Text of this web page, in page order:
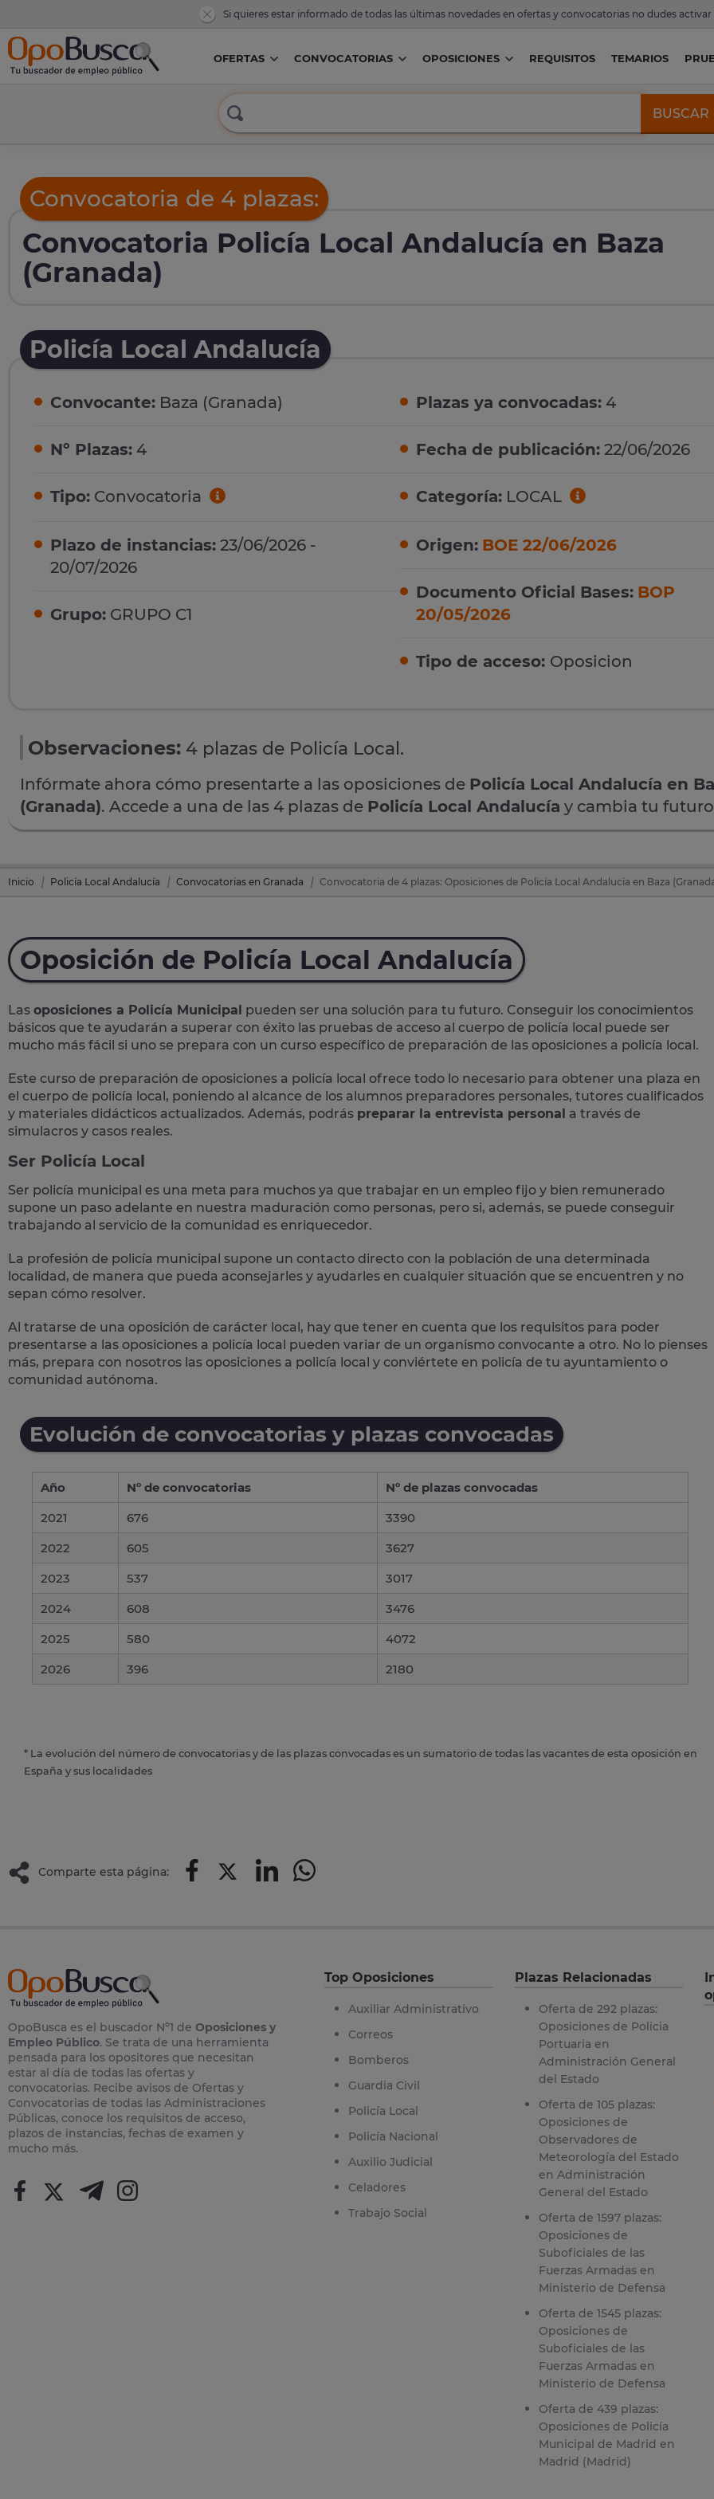
Si quieres estar informado de todas las últimas novedades en ofertas y convocatorias no dudes activar
OFERTAS CONVOCATORIAS OPOSICIONES REQUISITOS TEMARIOS
BUSCAR
Convocatoria de 4 plazas:
Convocatoria Policía Local Andalucía en Baza
(Granada)
Policía Local Andalucía
Convocante: Baza (Granada)
Nº Plazas: 4
Tipo: Convocatoria
Plazo de instancias: 23/06/2026 -
20/07/2026
Grupo: GRUPO C1
Plazas ya convocadas: 4
Fecha de publicación: 22/06/2026
Categoría: LOCAL
Origen: BOE 22/06/2026
Documento Oficial Bases: BOP
20/05/2026
Tipo de acceso: Oposicion
Observaciones: 4 plazas de Policía Local.
Infórmate ahora cómo presentarte a las oposiciones de Policía Local Andalucía en
(Granada). Accede a una de las 4 plazas de Policía Local Andalucía y cambia tu
Inicio Policía Local Andalucía Convocatorias en Granada Convocatoria de 4 plazas: Oposiciones de Policía Local Andalucía en Baza
Oposición de Policía Local Andalucía
Las oposiciones a Policía Municipal pueden ser una solución para tu futuro. Conseguir los conocimientos
básicos que te ayudarán a superar con éxito las pruebas de acceso al cuerpo de policía local puede ser
mucho más fácil si uno se prepara con un curso específico de preparación de las oposiciones a policía local.
Este curso de preparación de oposiciones a policía local ofrece todo lo necesario para obtener una plaza en
el cuerpo de policía local, poniendo al alcance de los alumnos preparadores personales, tutores cualificados
y materiales didácticos actualizados. Además, podrás preparar la entrevista personal a través de
simulacros y casos reales.
Ser Policía Local
Ser policía municipal es una meta para muchos ya que trabajar en un empleo fijo y bien remunerado
supone un paso adelante en nuestra maduración como personas, pero si, además, se puede conseguir
trabajando al servicio de la comunidad es enriquecedor.
La profesión de policía municipal supone un contacto directo con la población de una determinada
localidad, de manera que pueda aconsejarles y ayudarles en cualquier situación que se encuentren y no
sepan cómo resolver.
Al tratarse de una oposición de carácter local, hay que tener en cuenta que los requisitos para poder
presentarse a las oposiciones a policía local pueden variar de un organismo convocante a otro. No lo pienses
más, prepara con nosotros las oposiciones a policía local y conviértete en policía de tu ayuntamiento o
comunidad autónoma.
Evolución de convocatorias y plazas convocadas
Año Nº de convocatorias
Nº de plazas convocadas
2021
676
3390
2022
605
3627
2023
537
3017
2024
608
3476
2025
580
4072
2026
396 2180
* La evolución del número de convocatorias y de las plazas convocadas es un sumatorio de todas las vacantes de esta oposición en
España y sus localidades
Comparte esta página:
OpoBusca es el buscador Nº1 de Oposiciones y
Empleo Público. Se trata de una herramienta
pensada para los opositores que necesitan
estar al día de todas las ofertas y
convocatorias. Recibe avisos de Ofertas y
Convocatorias de todas las Administraciones
Públicas, conoce los requisitos de acceso,
plazos de instancias, fechas de examen y
mucho más.
Top Oposiciones
Auxiliar Administrativo
Correos
Bomberos
Guardia Civil
Policía Local
Policía Nacional
Auxilio Judicial
Celadores
Trabajo Social
Plazas Relacionadas
Oferta de 292 plazas:
Oposiciones de Policia
Portuaria en
Administración General
del Estado
Oferta de 105 plazas:
Oposiciones de
Observadores de
Meteorología del Estado
en Administración
General del Estado
Oferta de 1597 plazas:
Oposiciones de
Suboficiales de las
Fuerzas Armadas en
Ministerio de Defensa
Oferta de 1545 plazas:
Oposiciones de
Suboficiales de las
Fuerzas Armadas en
Ministerio de Defensa
Oferta de 439 plazas:
Oposiciones de Policía
Municipal de Madrid en
Madrid (Madrid)